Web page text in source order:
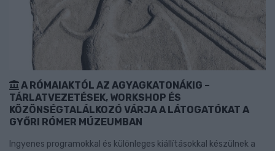
A RÓMAIAKTÓL AZ AGYAGKATONÁKIG –
TÁRLATVEZETÉSEK, WORKSHOP ÉS
KÖZÖNSÉGTALÁLKOZÓ VÁRJA A LÁTOGATÓKAT A
GYŐRI RÓMER MÚZEUMBAN
Ingyenes programokkal és különleges kiállításokkal készülnek a